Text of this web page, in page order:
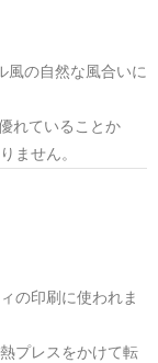
風の自然な風合いに
れていることか
ません。
の印刷に使われま
プレスをかけて転